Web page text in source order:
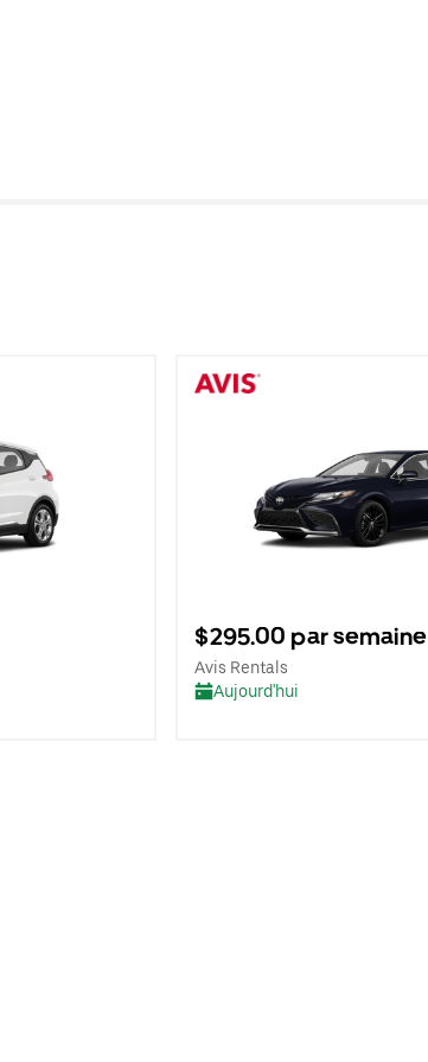
$295.00 par semaine
Avis Rentals
Aujourd'hui